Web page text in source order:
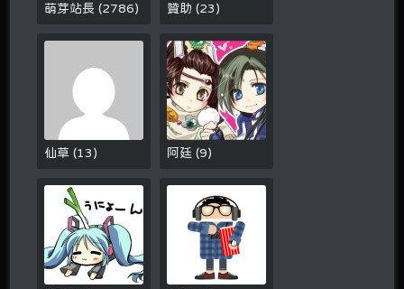
萌芽站長(2786) 贊助(23 )
仙草(13 ) 阿廷(9)